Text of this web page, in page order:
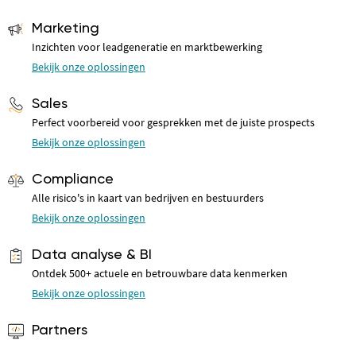
Marketing
Inzichten voor leadgeneratie en marktbewerking
Bekijk onze oplossingen
Sales
Perfect voorbereid voor gesprekken met de juiste prospects
Bekijk onze oplossingen
Compliance
Alle risico's in kaart van bedrijven en bestuurders
Bekijk onze oplossingen
Data analyse & BI
Ontdek 500+ actuele en betrouwbare data kenmerken
Bekijk onze oplossingen
Partners